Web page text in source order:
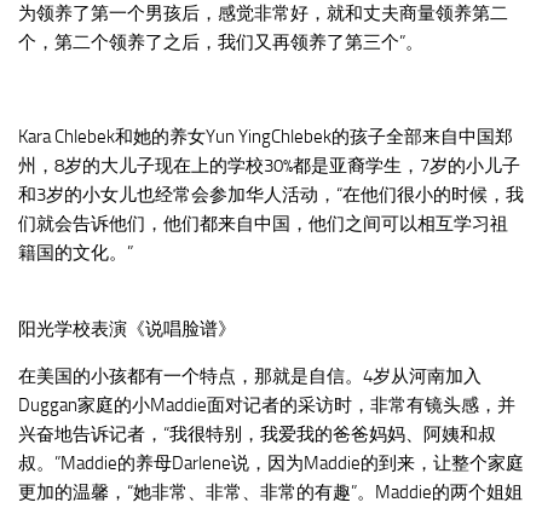
为领养了第一个男孩后，感觉非常好，就和丈夫商量领养第二
个，第二个领养了之后，我们又再领养了第三个”。
Kara Chlebek和她的养女Yun YingChlebek的孩子全部来自中国郑
州，8岁的大儿子现在上的学校30%都是亚裔学生，7岁的小儿子
和3岁的小女儿也经常会参加华人活动，“在他们很小的时候，我
们就会告诉他们，他们都来自中国，他们之间可以相互学习祖
籍国的文化。”
阳光学校表演《说唱脸谱》
在美国的小孩都有一个特点，那就是自信。4岁从河南加入
Duggan家庭的小Maddie面对记者的采访时，非常有镜头感，并
兴奋地告诉记者，“我很特别，我爱我的爸爸妈妈、阿姨和叔
叔。”Maddie的养母Darlene说，因为Maddie的到来，让整个家庭
更加的温馨，“她非常、非常、非常的有趣”。Maddie的两个姐姐